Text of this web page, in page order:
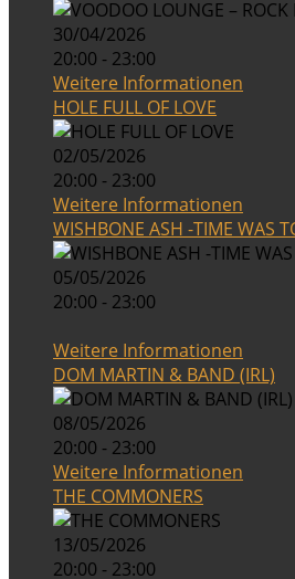
30/04/2026
20:00 - 23:00
Weitere Informationen
HOLE FULL OF LOVE
02/05/2026
20:00 - 23:00
Weitere Informationen
WISHBONE ASH -TIME WAS
05/05/2026
20:00 - 23:00
Weitere Informationen
DOM MARTIN & BAND (IRL)
08/05/2026
20:00 - 23:00
Weitere Informationen
THE COMMONERS
13/05/2026
20:00 - 23:00